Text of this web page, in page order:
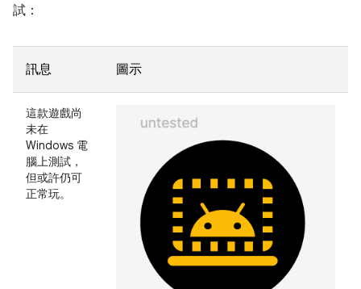
試：
訊息 圖示
這款遊戲尚
未在
Windows 電
腦上測試，
但或許仍可
正常玩。